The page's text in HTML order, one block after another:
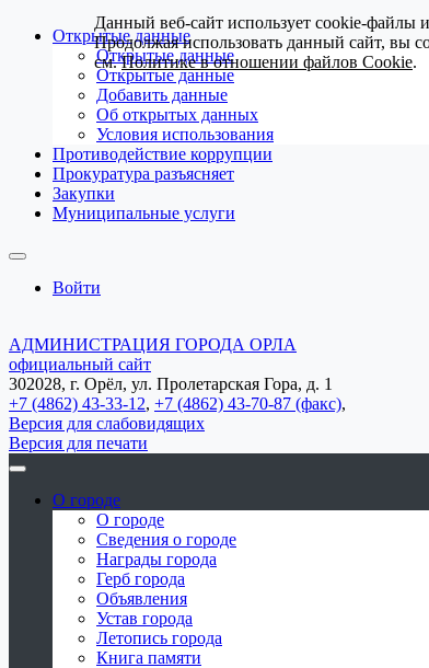
Открытые данные
Открытые данные
Открытые данные
Добавить данные
Об открытых данных
Условия использования
Противодействие коррупции
Прокуратура разъясняет
Закупки
Муниципальные услуги
Войти
АДМИНИСТРАЦИЯ ГОРОДА ОРЛА
официальный сайт
302028, г. Орёл, ул. Пролетарская Гора, д. 1
+7 (4862) 43-33-12, +7 (4862) 43-70-87 (факс),
Версия для слабовидящих
Версия для печати
О городе
О городе
Сведения о городе
Награды города
Герб города
Объявления
Устав города
Летопись города
Книга памяти
Данный веб-сайт использует cookie-файлы
Продолжая использовать данный сайт, вы
см.Политике в отношении файлов Cookie.